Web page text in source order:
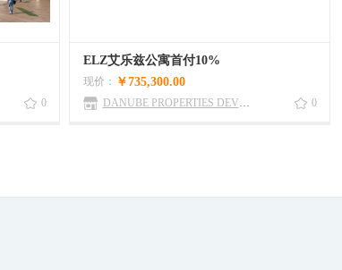
0
ELZ艾乐兹公寓首付10%
现价： ￥735,300.00
0